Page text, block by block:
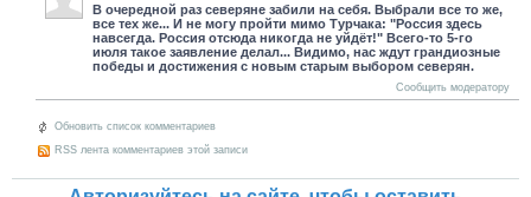
В очередной раз северяне забили на себя. Выбрали все то же,
все тех же... И не могу пройти мимо Турчака: "Россия здесь
навсегда. Россия отсюда никогда не уйдёт!" Всего-то 5-го
июля такое заявление делал... Видимо, нас ждут грандиозные
победы и достижения с новым старым выбором северян.
Сообщить модератору
Обновить список комментариев
RSS лента комментариев этой записи